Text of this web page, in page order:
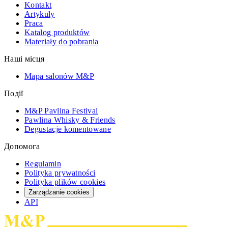
Kontakt
Artykuły
Praca
Katalog produktów
Materiały do pobrania
Наші місця
Mapa salonów M&P
Події
M&P Pavlina Festival
Pawlina Whisky & Friends
Degustacje komentowane
Допомога
Regulamin
Polityka prywatności
Polityka plików cookies
Zarządzanie cookies
API